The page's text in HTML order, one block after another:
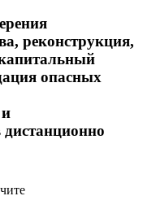
реконструкция,
опасных
дистанционно